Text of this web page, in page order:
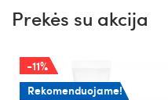
Prekės su akcija
-11%
Rekomenduojame!